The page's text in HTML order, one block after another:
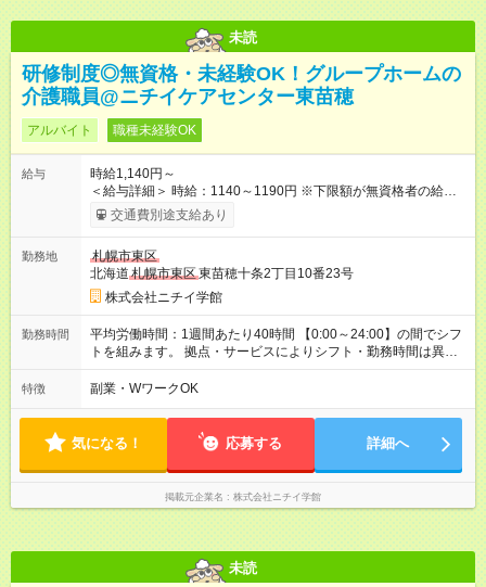
未読
研修制度◎無資格・未経験OK！グループホームの
介護職員@ニチイケアセンター東苗穂
アルバイト 職種未経験OK
給与
時給1,140円～
＜給与詳細＞ 時給：1140～1190円 ※下限額が無資格者の給与
です。 【試用期間】試用期間あり 試用期間の長さ：3ヶ月 雇用
形態、給与は本採用時と同じです。
交通費別途支給あり
勤務地
札幌市東区
北海道 札幌市東区東苗穂十条2丁目10番23号
株式会社ニチイ学館
勤務時間
平均労働時間：1週間あたり40時間 【0:00～24:00】の間でシフ
トを組みます。 拠点・サービスによりシフト・勤務時間は異な
ります。 ＜シフト例＞ 早番：7:30～16:30 日勤：9:00～18:00
遅番：10:30～19:30 夜勤：16:30～翌9:30 ※上記は一例です。
たり40時間 【0:00～24:00】の間でシフトを組みます。 拠点・
サービスによりシフト・勤務時間は異なります。 ＜シフト例＞
早番：7:30～16:30 日勤：9:00～18:00 遅番：10:30～19:30 夜
勤：16:30～翌9:30 ※上記は一例です。 ※勤務日数や時間帯はご
相談ください。
特徴 副業・WワークOK
気になる！ 応募する 詳細へ
掲載元企業名 株式会社ニチイ学館
未読